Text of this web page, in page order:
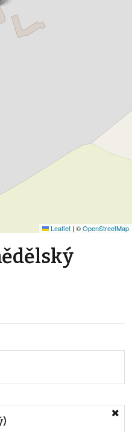
Leaflet | ©OpenStreetMap